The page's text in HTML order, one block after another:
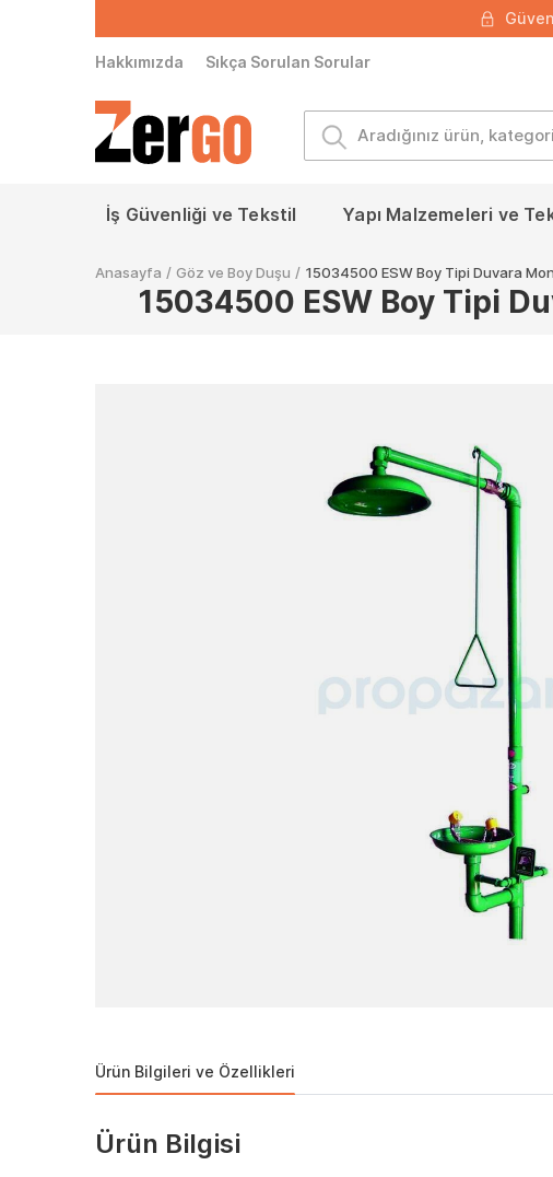
Hakkımızda Sıkça Sorulan Sorular
İş Güvenliği ve Tekstil Yapı Malzemeleri ve
Anasayfa / Göz ve Boy Duşu / 15034500 ESW Boy Tipi Duvara
15034500 ESW Boy Tipi
Ürün Bilgileri ve Özellikleri
Ürün Bilgisi